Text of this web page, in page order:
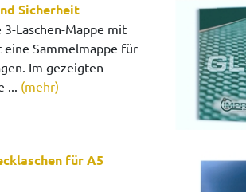
Sicherheit
3-Laschen-Mappe mit
Sammelmappe für
Im gezeigten
... (mehr)
für A5